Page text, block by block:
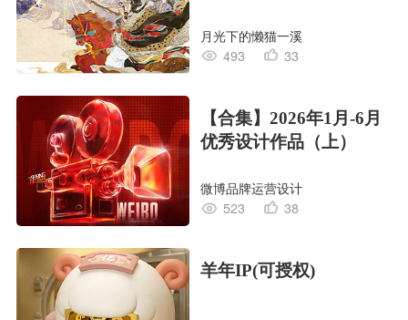
月光下的懒猫一溪
493
33
【合集】2026年1月-6月
优秀设计作品（上）
微博品牌运营设计
523
38
羊年IP(可授权)